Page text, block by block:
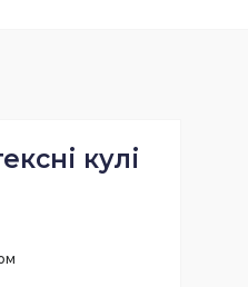
кулі